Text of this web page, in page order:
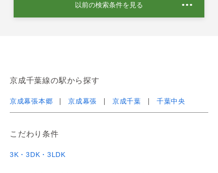
以前の検索条件を見る
京成千葉線の駅から探す
京成幕張本郷 京成幕張 京成千葉 千葉中央
こだわり条件
3K・3DK・3LDK